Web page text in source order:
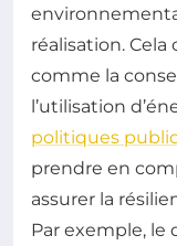
réalisation.
comme la
l’utilisation
politiques
prendre en
assurer la
Par exemple,